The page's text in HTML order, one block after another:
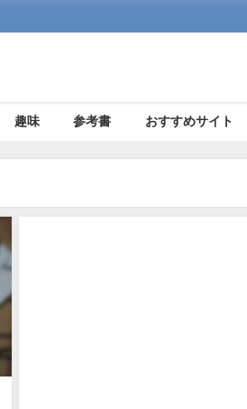
趣味 参考書 おすすめサイト